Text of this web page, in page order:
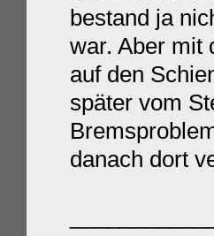
bestand ja
war. Aber mit
auf den
später vom
danach dort